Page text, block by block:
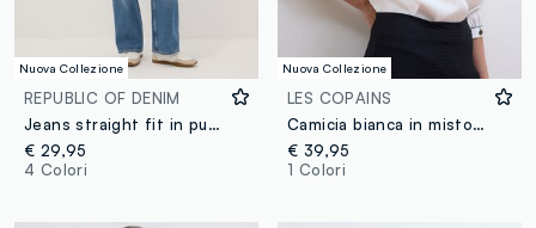
Nuova Collezione
REPUBLIC OF DENIM
Jeans straight fit in puro cotone blu denim
€ 29,95
4 Colori
Nuova Collezione
LES COPAINS
Camicia bianca in misto viscosa con charms e scollo a V regular fit
€ 39,95
1 Colori